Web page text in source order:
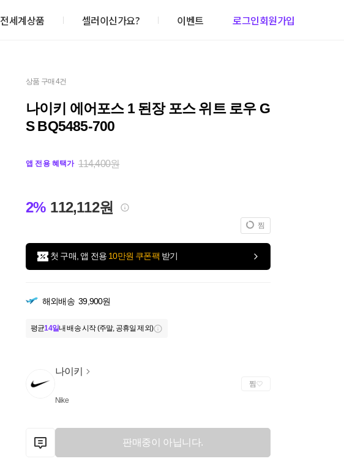
전세계상품 셀러이신가요? 이벤트 로그인회원가입
상품 구매 4건
나이키 에어포스 1 된장 포스 위트 로우 G
S BQ5485-700
앱 전용 혜택가 114,400원
2% 112,112원
찜
첫 구매, 앱 전용 10만원 쿠폰팩 받기
해외배송 39,900원
평균14일내 배송 시작 (주말, 공휴일 제외)
나이키
Nike
찜
판매중이 아닙니다.